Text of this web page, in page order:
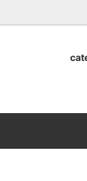
どの北欧ヴィ